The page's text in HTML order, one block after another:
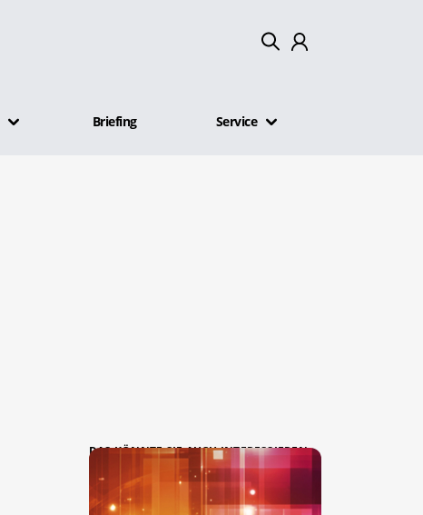
Briefing Service
DAS KÖNNTE SIE AUCH INTERESSIEREN: